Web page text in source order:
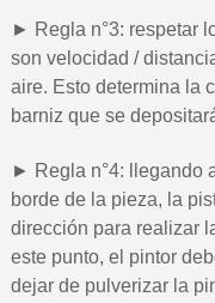
► Regla n°3: respetar
son velocidad /
aire. Esto determina la
barniz que se
► Regla n°4: llegando
borde de la pieza, la
dirección para realizar
este punto, el pintor
dejar de pulverizar la